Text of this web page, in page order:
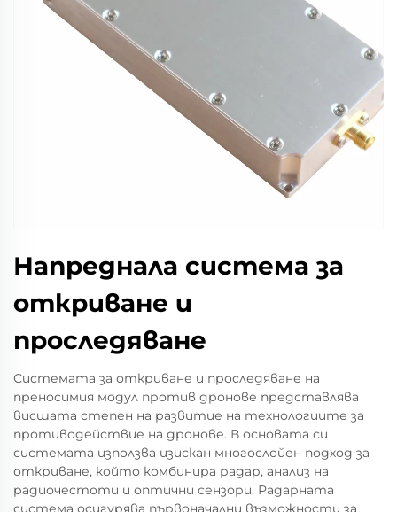
Напреднала система за
откриване и
проследяване
Системата за откриване и проследяване на
преносимия модул против дронове представлява
висшата степен на развитие на технологиите за
противодействие на дронове. В основата си
системата използва изискан многослойен подход за
откриване, който комбинира радар, анализ на
радиочестоти и оптични сензори. Радарната
система осигурява първоначални възможности за